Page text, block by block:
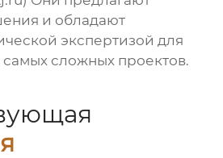
и обладают
экспертизой для
сложных проектов.